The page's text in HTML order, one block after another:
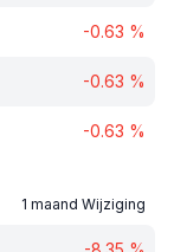
-0.63 %
-0.63 %
-0.63 %
1 maand Wijziging